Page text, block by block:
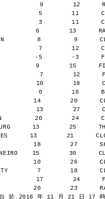
9        12
5        11
3        11
6        13
8         9
7        12
-5        -3
9        15
7        12
10        18
0        16
14        20
13        27
20        24
13        25
AIRES      13        21
18        27
15        30
10        26
CITY        7        18
17        24
20        23
於 2016 年 11 月 21 日 17